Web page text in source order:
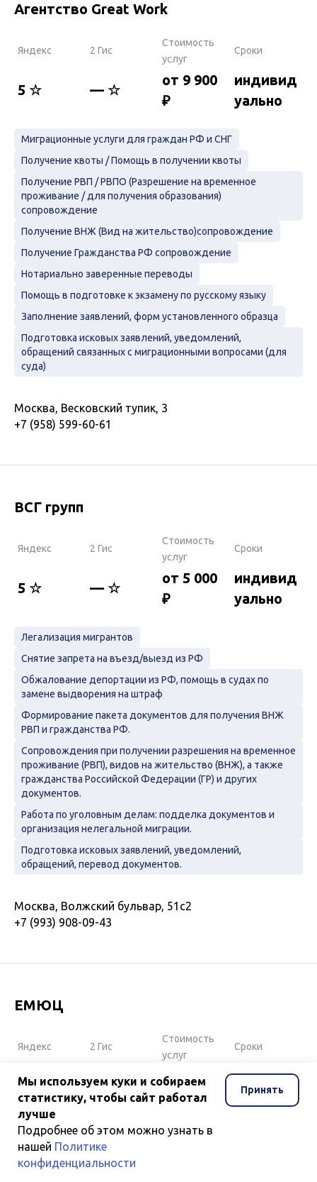
Мы используем куки и собираем
статистику, чтобы сайт работал
лучше
Подробнее об этом можно узнать в
нашей Политике
конфиденциальности
Принять
Агентство Great Work
Яндекс 2 Гис
Стоимость
услуг
Сроки
5 ☆ — ☆
от 9 900
₽
индивид
уально
Миграционные услуги для граждан РФ и СНГ
Получение квоты / Помощь в получении квоты
Получение РВП / РВПО (Разрешение на временное
проживание / для получения образования)
сопровождение
Получение ВНЖ (Вид на жительство)сопровождение
Получение Гражданства РФ сопровождение
Нотариально заверенные переводы
Помощь в подготовке к экзамену по русскому языку
Заполнение заявлений, форм установленного образца
Подготовка исковых заявлений, уведомлений,
обращений связанных с миграционными вопросами (для
суда)
Москва, Весковский тупик, 3
+7 (958) 599-60-61
ВСГ групп
Яндекс 2 Гис
Стоимость
услуг
Сроки
5 ☆ — ☆
от 5 000
₽
индивид
уально
Легализация мигрантов
Снятие запрета на въезд/выезд из РФ
Обжалование депортации из РФ, помощь в судах по
замене выдворения на штраф
Формирование пакета документов для получения ВНЖ
РВП и гражданства РФ.
Сопровождения при получении разрешения на временное
проживание (РВП), видов на жительство (ВНЖ), а также
гражданства Российской Федерации (ГР) и других
документов.
Работа по уголовным делам: подделка документов и
организация нелегальной миграции.
Подготовка исковых заявлений, уведомлений,
обращений, перевод документов.
Москва, Волжский бульвар, 51с2
+7 (993) 908-09-43
ЕМЮЦ
Яндекс 2 Гис
Стоимость
услуг
Сроки
5 ☆ — ☆
от 5 999
₽
индивид
уально
Бесплатная консультация
Правовой анализ документов